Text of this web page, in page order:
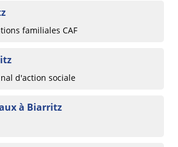
familiales CAF
d'action sociale
à Biarritz